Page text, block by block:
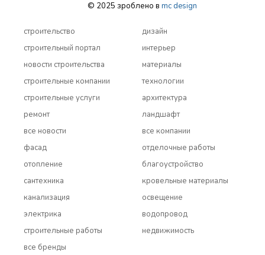
© 2025 зроблено в mc design
строительство
строительный портал
новости строительства
строительные компании
строительные услуги
ремонт
все новости
дизайн
интерьер
материалы
технологии
архитектура
ландшафт
все компании
фасад
отопление
сантехника
канализация
электрика
строительные работы
все бренды
отделочные работы
благоустройство
кровельные материалы
освещение
водопровод
недвижимость